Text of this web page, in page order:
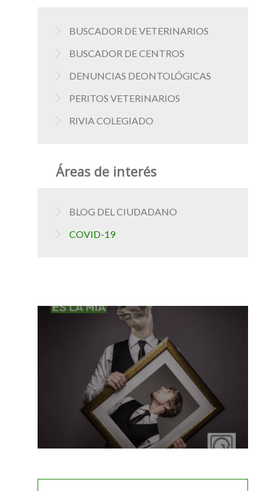
BUSCADOR DE VETERINARIOS
BUSCADOR DE CENTROS
DENUNCIAS DEONTOLÓGICAS
PERITOS VETERINARIOS
RIVIA COLEGIADO
Áreas de interés
BLOG DEL CIUDADANO
COVID-19